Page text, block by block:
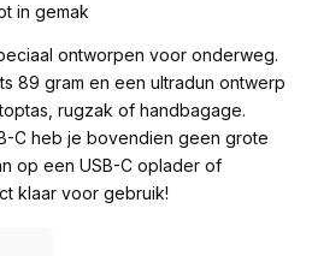
in gemak
ontworpen voor onderweg.
89 gram en een ultradun ontwerp
rugzak of handbagage.
C heb je bovendien geen grote
op een USB-C oplader of
klaar voor gebruik!